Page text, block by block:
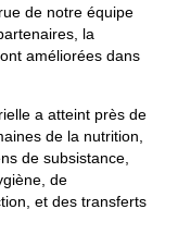
de notre équipe
la
améliorées dans
a atteint près de
de la nutrition,
de subsistance,
de
et des transferts